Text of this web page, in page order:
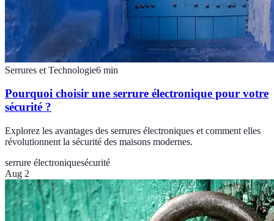
Serrures et Technologie6 min
Pourquoi choisir une serrure électronique pour votre
sécurité ?
Explorez les avantages des serrures électroniques et comment elles
révolutionnent la sécurité des maisons modernes.
serrure électroniquesécurité
Aug 2